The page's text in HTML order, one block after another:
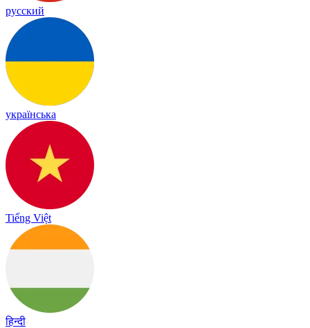
русский
українська
Tiếng Việt
हिन्दी